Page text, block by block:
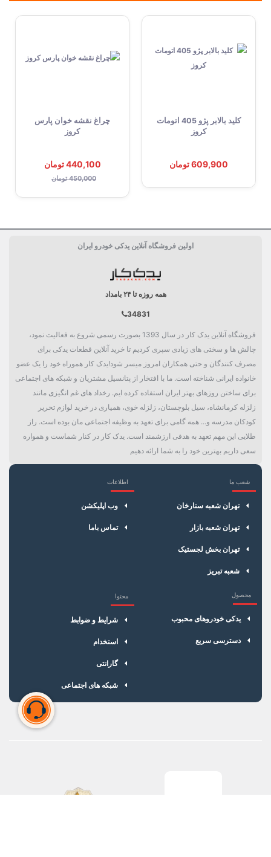
کلید بالابر پژو 405 اتومات
کروز
609,900 تومان
چراغ نقشه خوان پارس
کروز
440,100 تومان
450,000 تومان
اولین فروشگاه آنلاین یدکی خودرو ایران
همه روزه تا ۲۴ بامداد
34831
فروشگاه آنلاین یدک کار در سال 1393 بصورت رسمی شروع به فعالیت نمود،
چالش ها و سختی های زیادی سپری کردیم تا خرید آنلاین قطعات یدکی برای
مصرف کنندگان و حتی همکاران امروز میسر شود!یدک کار هموراه خود را یک عضو
خانواده ایرانی شناخته است. ما با افتخار از پتانسیل مشتریان و شبکه های اجتماعی
برای ساختن روزهای بهتر ایران استفاده کرده ایم. رخداد های غم انگیزی مانند
زلزله کرمانشاه، سیل بلوچستان، زلزله خوی، همیاری در خرید لوازم تحریر
کودکان مدرسه و... همه گامی برای تعهد به وظیفه اجتماعی مان بوده است. راز
طلایی این مهم تعهد به هدفی ارزشمند است. یدک کار در کنار شماست و همواره
سعی داریم بهترین خود را به شما ارائه دهیم
شعب ما
تهران شعبه ستارخان
تهران شعبه بازار
تهران بخش لجستیک
شعبه تبریز
اطلاعات
وب اپلیکشن
تماس باما
محصول
یدکی خودروهای محبوب
دسترسی سریع
محتوا
شرایط و ضوابط
استخدام
گارانتی
شبکه های اجتماعی
×